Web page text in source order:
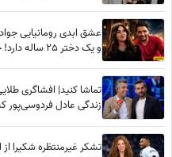
و یک دختر 25 ساله دارد! حوصله ازدواج را ندارم!
تماشا کنید|
زندگی عادل فردوسی‌پور
تشکر غیرمنتظره شکیرا